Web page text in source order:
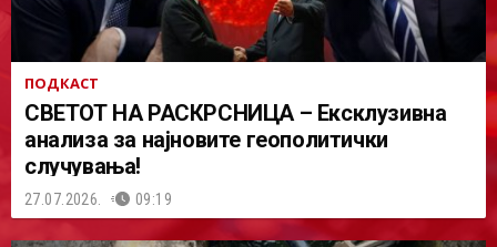
ПОДКАСТ
СВЕТОТ НА РАСКРСНИЦА – Ексклузивна
анализа за најновите геополитички
случувања!
27.07.2026. 09:19